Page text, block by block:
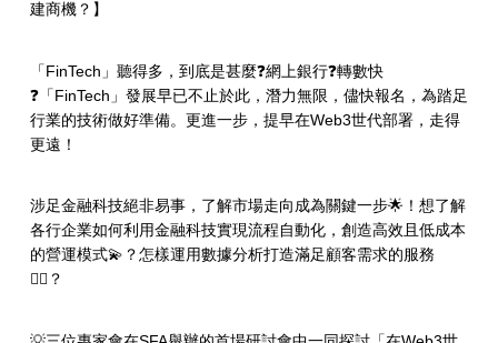
建商機？】
「FinTech」聽得多，到底是甚麼❓網上銀行❓轉數快
❓「FinTech」發展早已不止於此，潛力無限，儘快報名，為踏足
行業的技術做好準備。更進一步，提早在Web3世代部署，走得
更遠！
涉足金融科技絕非易事，了解市場走向成為關鍵一步🌟！想了解
各行企業如何利用金融科技實現流程自動化，創造高效且低成本
的營運模式💫？怎樣運用數據分析打造滿足顧客需求的服務
❤️‍🔥？